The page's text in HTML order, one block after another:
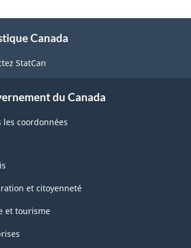
Canada
StatCan
du Canada
les coordonnées
et citoyenneté
et tourisme